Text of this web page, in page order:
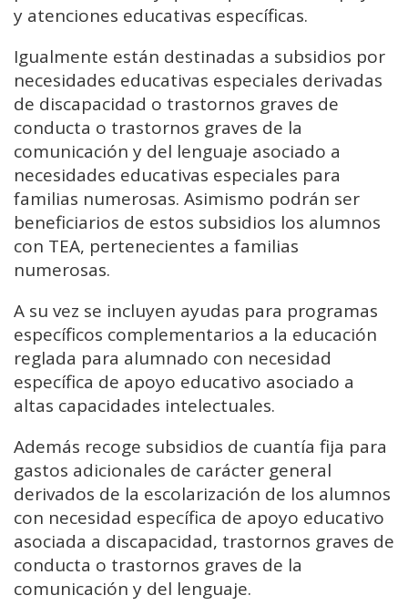
y atenciones educativas específicas.
Igualmente están destinadas a subsidios por
necesidades educativas especiales derivadas
de discapacidad o trastornos graves de
conducta o trastornos graves de la
comunicación y del lenguaje asociado a
necesidades educativas especiales para
familias numerosas. Asimismo podrán ser
beneficiarios de estos subsidios los alumnos
con TEA, pertenecientes a familias
numerosas.
A su vez se incluyen ayudas para programas
específicos complementarios a la educación
reglada para alumnado con necesidad
específica de apoyo educativo asociado a
altas capacidades intelectuales.
Además recoge subsidios de cuantía fija para
gastos adicionales de carácter general
derivados de la escolarización de los alumnos
con necesidad específica de apoyo educativo
asociada a discapacidad, trastornos graves de
conducta o trastornos graves de la
comunicación y del lenguaje.